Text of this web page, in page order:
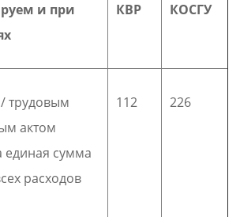
и при
КВР КОСГУ
трудовым
актом
единая сумма
расходов
112 226